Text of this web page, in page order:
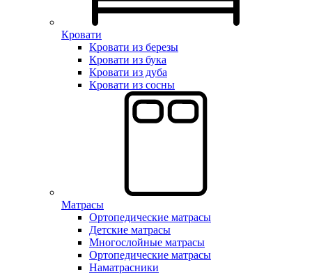
Кровати
Кровати из березы
Кровати из бука
Кровати из дуба
Кровати из сосны
Матрасы
Ортопедические матрасы
Детские матрасы
Многослойные матрасы
Ортопедические матрасы
Наматрасники